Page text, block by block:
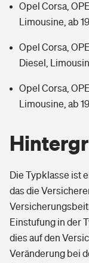
Opel Corsa,
Limousine, ab
Opel Corsa,
Diesel,
Opel Corsa,
Limousine, ab
Die Typklasse ist
das die
Einstufung in der
dies auf den
Veränderung bei